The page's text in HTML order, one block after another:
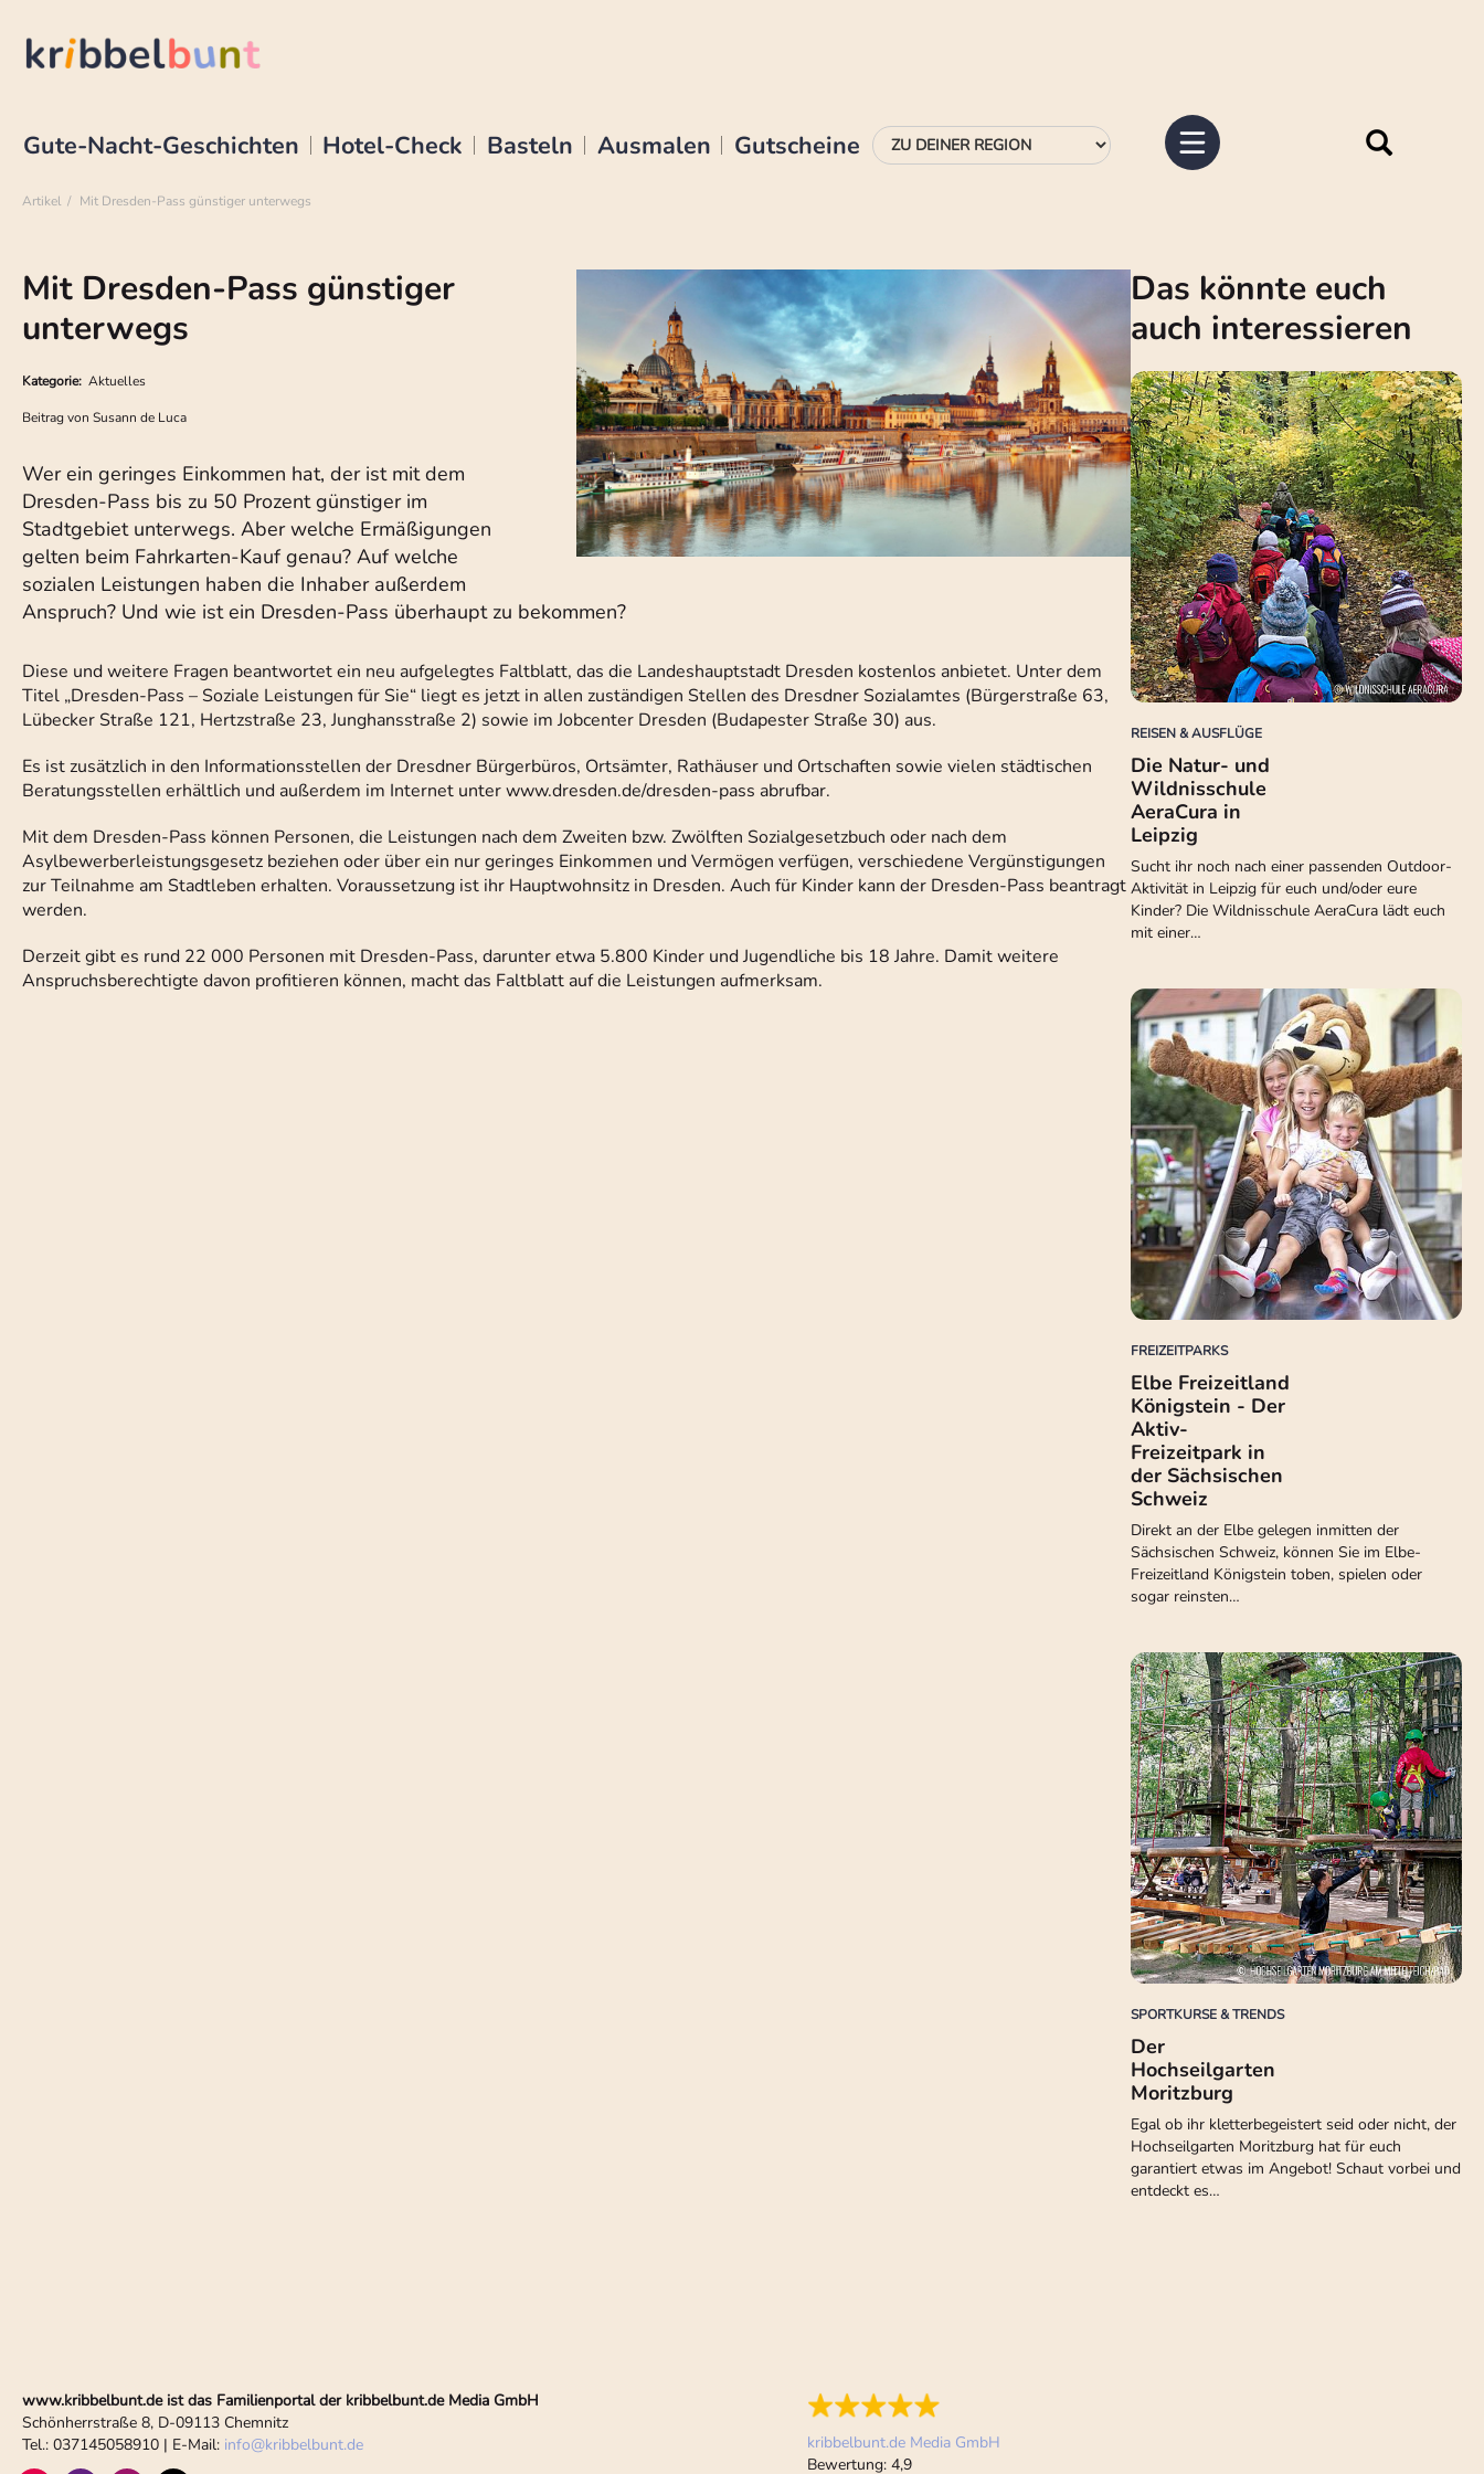
Gute-Nacht-Geschichten Hotel-Check Basteln Ausmalen Gutscheine
Artikel Mit Dresden-Pass günstiger unterwegs
Mit Dresden-Pass günstiger
unterwegs
Kategorie: Aktuelles
Beitrag von Susann de Luca
Wer ein geringes Einkommen hat, der ist mit dem
Dresden-Pass bis zu 50 Prozent günstiger im
Stadtgebiet unterwegs. Aber welche Ermäßigungen
gelten beim Fahrkarten-Kauf genau? Auf welche
sozialen Leistungen haben die Inhaber außerdem
Anspruch? Und wie ist ein Dresden-Pass überhaupt zu bekommen?
Diese und weitere Fragen beantwortet ein neu aufgelegtes Faltblatt, das die Landeshauptstadt Dresden kostenlos anbietet. Unter dem
Titel „Dresden-Pass – Soziale Leistungen für Sie“ liegt es jetzt in allen zuständigen Stellen des Dresdner Sozialamtes (Bürgerstraße 63,
Lübecker Straße 121, Hertzstraße 23, Junghansstraße 2) sowie im Jobcenter Dresden (Budapester Straße 30) aus.
Es ist zusätzlich in den Informationsstellen der Dresdner Bürgerbüros, Ortsämter, Rathäuser und Ortschaften sowie vielen städtischen
Beratungsstellen erhältlich und außerdem im Internet unter www.dresden.de/dresden-pass abrufbar.
Mit dem Dresden-Pass können Personen, die Leistungen nach dem Zweiten bzw. Zwölften Sozialgesetzbuch oder nach dem
Asylbewerberleistungsgesetz beziehen oder über ein nur geringes Einkommen und Vermögen verfügen, verschiedene Vergünstigungen
zur Teilnahme am Stadtleben erhalten. Voraussetzung ist ihr Hauptwohnsitz in Dresden. Auch für Kinder kann der Dresden-Pass beantragt
werden.
Derzeit gibt es rund 22 000 Personen mit Dresden-Pass, darunter etwa 5.800 Kinder und Jugendliche bis 18 Jahre. Damit weitere
Anspruchsberechtigte davon profitieren können, macht das Faltblatt auf die Leistungen aufmerksam.
Das könnte euch
auch interessieren
REISEN & AUSFLÜGE
Die Natur- und
Wildnisschule
AeraCura in
Leipzig
Sucht ihr noch nach einer passenden Outdoor-
Aktivität in Leipzig für euch und/oder eure
Kinder? Die Wildnisschule AeraCura lädt euch
mit einer…
FREIZEITPARKS
Elbe Freizeitland
Königstein - Der
Aktiv-
Freizeitpark in
der Sächsischen
Schweiz
Direkt an der Elbe gelegen inmitten der
Sächsischen Schweiz, können Sie im Elbe-
Freizeitland Königstein toben, spielen oder
sogar reinsten…
SPORTKURSE & TRENDS
Der
Hochseilgarten
Moritzburg
Egal ob ihr kletterbegeistert seid oder nicht, der
Hochseilgarten Moritzburg hat für euch
garantiert etwas im Angebot! Schaut vorbei und
entdeckt es…
www.kribbelbunt.de ist das Familienportal der kribbelbunt.de Media GmbH
Schönherrstraße 8, D-09113 Chemnitz
Tel.: 037145058910 | E-Mail: info@kribbelbunt.de
kribbelbunt.de Media GmbH
Bewertung: 4,9